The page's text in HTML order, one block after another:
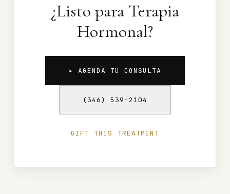
¿Listo para Terapia
Hormonal?
▸ AGENDA TU CONSULTA
(346) 539-2104
GIFT THIS TREATMENT